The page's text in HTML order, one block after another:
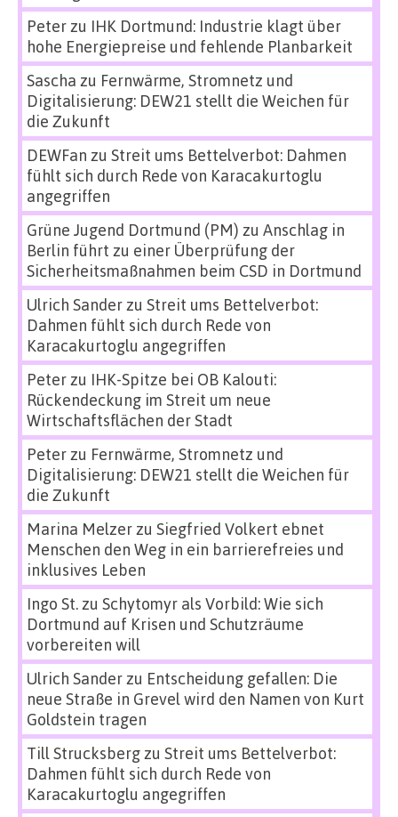
Peterzu IHK Dortmund: Industrie klagt über
hohe Energiepreise und fehlende Planbarkeit
Sascha zu Fernwärme, Stromnetz und
Digitalisierung: DEW21 stellt die Weichen für
die Zukunft
DEWFan zu Streit ums Bettelverbot: Dahmen
fühlt sich durch Rede von Karacakurtoglu
angegriffen
Grüne Jugend Dortmund (PM) zu Anschlag in
Berlin führt zu einer Überprüfung der
Sicherheitsmaßnahmen beim CSD in Dortmund
Ulrich Sanderzu Streit ums Bettelverbot:
Dahmen fühlt sich durch Rede von
Karacakurtoglu angegriffen
Peterzu IHK-Spitze bei OB Kalouti:
Rückendeckung im Streit um neue
Wirtschaftsflächen der Stadt
Peterzu Fernwärme, Stromnetz und
Digitalisierung: DEW21 stellt die Weichen für
die Zukunft
Marina Melzerzu Siegfried Volkert ebnet
Menschen den Weg in ein barrierefreies und
inklusives Leben
Ingo St.zu Schytomyr als Vorbild: Wie sich
Dortmund auf Krisen und Schutzräume
vorbereiten will
Ulrich Sanderzu Entscheidung gefallen: Die
neue Straße in Grevel wird den Namen von Kurt
Goldstein tragen
Till Strucksbergzu Streit ums Bettelverbot:
Dahmen fühlt sich durch Rede von
Karacakurtoglu angegriffen